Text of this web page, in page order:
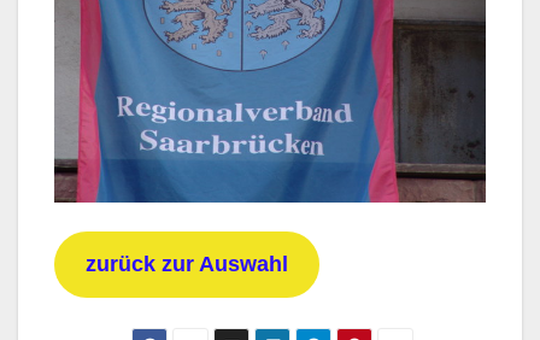
zurück zur Auswahl